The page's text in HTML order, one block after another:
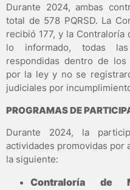
Durante 2024, ambas
total de 578 PQRSD. La
recibió 177, y la Contraloría
lo informado, todas
respondidas dentro de los
por la ley y no se
judiciales por
PROGRAMAS DE
Durante 2024, la
actividades promovidas por
la siguiente:
Contraloría de